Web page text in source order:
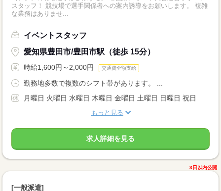
スタッフ！ 競技場で選手関係者への案内誘導をお願いします。 複雑
な業務はありませ...
イベントスタッフ
愛知県豊田市/豊田市駅（徒歩 15分）
時給1,600円～2,000円 交通費全額支給
勤務地多数で複数のシフト帯があります。 ...
月曜日 火曜日 水曜日 木曜日 金曜日 土曜日 日曜日 祝日
もっと見る
求人詳細を見る
3日以内公開
[一般派遣]